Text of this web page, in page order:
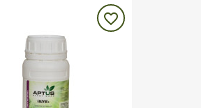
favorite_border